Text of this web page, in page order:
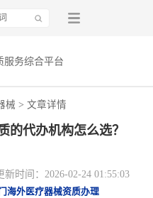
服务综合平台
械 > 文章详情
的代办机构怎么选？
新时间：2026-02-24 01:55:03
海外医疗器械资质办理